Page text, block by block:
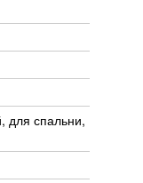
для спальни,